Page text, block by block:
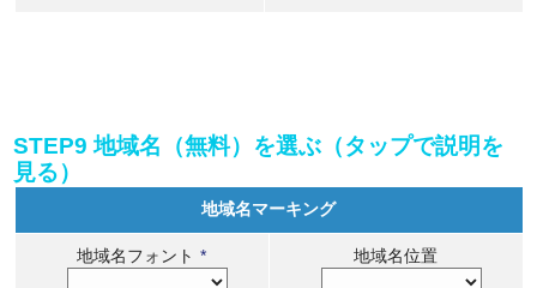
STEP9 地域名（無料）を選ぶ（タップで説明を
見る）
地域名マーキング
地域名フォント * 地域名位置